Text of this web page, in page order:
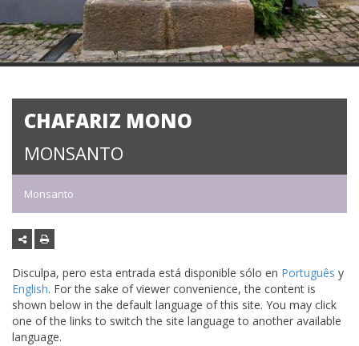
CHAFARIZ MONO
MONSANTO
Monsanto
Disculpa, pero esta entrada está disponible sólo en Português y
English. For the sake of viewer convenience, the content is
shown below in the default language of this site. You may click
one of the links to switch the site language to another available
language.